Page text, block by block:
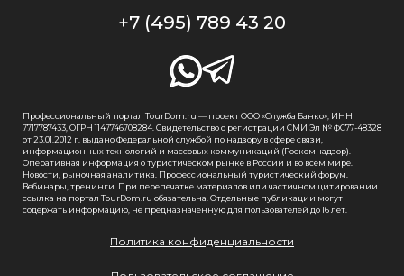
+7 (495) 789 43 20
Профессиональный портал TourDom.ru — проект ООО «Служба Банко», ИНН
7717787433, ОГРН 1147746708284. Свидетельство о регистрации СМИ Эл № ФС77-48328
от 23.01.2012 г. выдано Федеральной службой по надзору в сфере связи,
информационных технологий и массовых коммуникаций (Роскомнадзор).
Оперативная информация о туристическом рынке в России и во всем мире.
Новости, рыночная аналитика. Профессиональный туристический форум.
Вебинары, тренинги. При перепечатке материалов или частичном цитировании
ссылка на портал TourDom.ru обязательна. Отдельные публикации могут
содержать информацию, не предназначенную для пользователей до 16 лет.
Политика конфиденциальности